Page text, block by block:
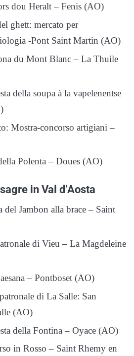
dou Heralt – Fenis (AO)
ghett: mercato per
-Pont Saint Martin (AO)
du Mont Blanc – La Thuile
della soupa à la vapelenentse
Mostra-concorso artigiani –
Polenta – Doues (AO)
in Val d’Aosta
del Jambon alla brace – Saint
di Vieu – La Magdeleine
– Pontboset (AO)
di La Salle: San
(AO)
della Fontina – Oyace (AO)
in Rosso – Saint Rhemy en